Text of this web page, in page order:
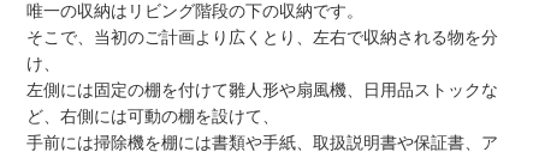
唯一の収納はリビング階段の下の収納です。
そこで、当初のご計画より広くとり、左右で収納される物を分
け、
左側には固定の棚を付けて雛人形や扇風機、日用品ストックな
ど、右側には可動の棚を設けて、
手前には掃除機を棚には書類や手紙、取扱説明書や保証書、ア